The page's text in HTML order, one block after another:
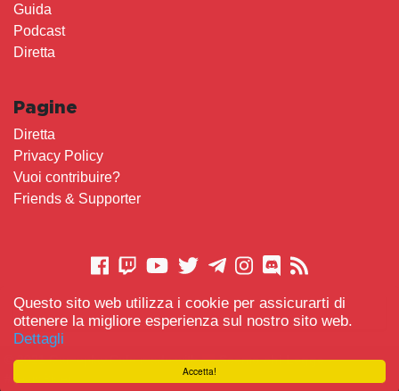
Accetta!
Questo sito web utilizza i cookie per assicurarti di
ottenere la migliore esperienza sul nostro sito web.
Dettagli
Guida
Podcast
Diretta
Pagine
Diretta
Privacy Policy
Vuoi contribuire?
Friends & Supporter
CONTATTACI
© 2021 Gameplay.Cafe made with Scemo chi Legge-
#TeamBidet